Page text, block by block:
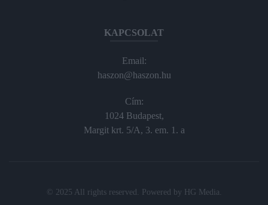
KAPCSOLAT
Email:
haszon@haszon.hu
Cím:
1024 Budapest,
Margit krt. 5/A, 3. em. 1. a
© 2025 All rights reserved. Powered by HG Media